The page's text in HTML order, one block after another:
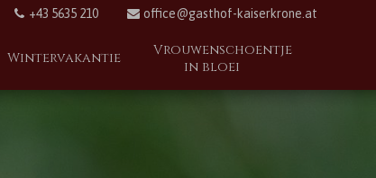
+43 5635 210 office@gasthof-kaiserkrone.at
Wintervakantie
Vrouwenschoentje
in bloei